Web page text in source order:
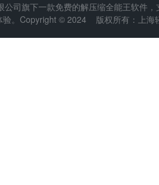
公司旗下一款免费的解压缩全能王软件
验。Copyright © 2024 版权所有：上